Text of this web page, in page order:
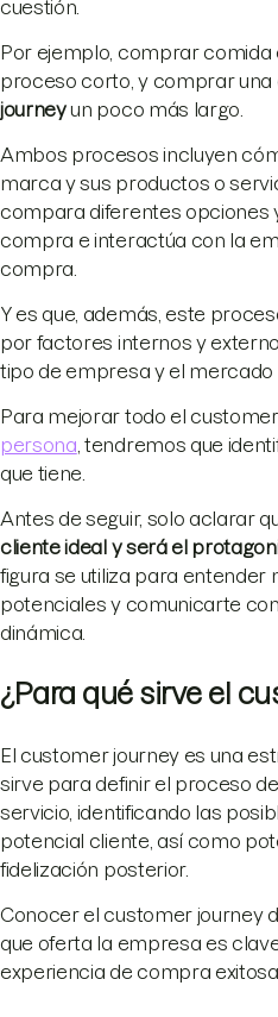
cuestión.
Por ejemplo, comprar comida
proceso corto, y comprar una
journeyun poco más largo.
Ambos procesos incluyen
marca y sus productos o
compara diferentes opciones
compra e interactúa con la
compra.
Y es que, además, este
por factores internos y
tipo de empresa y el mercado
Para mejorar todo el
persona , tendremos que
que tiene.
Antes de seguir, solo aclarar
cliente ideal y será el
figura se utiliza para entender
potenciales y comunicarte
dinámica.
¿Para qué sirve el
El customer journey es una
sirve para definir el proceso
servicio, identificando las
potencial cliente, así como
fidelización posterior.
Conocer el customer journey
que oferta la empresa es
experiencia de compra exitosa.